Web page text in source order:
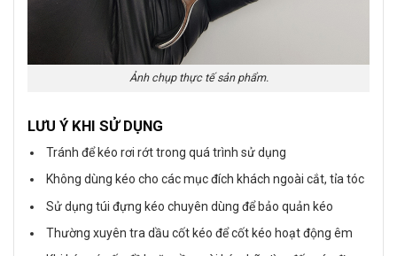
Ảnh chụp thực tế sản phẩm.
LƯU Ý KHI SỬ DỤNG
Tránh để kéo rơi rớt trong quá trình sử dụng
Không dùng kéo cho các mục đích khách ngoài cắt, tỉa tóc
Sử dụng túi đựng kéo chuyên dùng để bảo quản kéo
Thường xuyên tra dầu cốt kéo để cốt kéo hoạt động êm